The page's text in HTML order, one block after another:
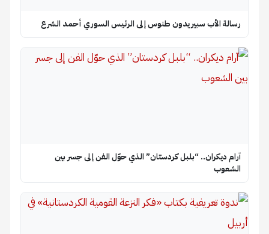
رسالة الأب سبيريدون طنوس إلى الرئيس السوري أحمد الشرع
آرام ديكران.. “بلبل كردستان” الذي حوّل الفن إلى جسر بين
الشعوب